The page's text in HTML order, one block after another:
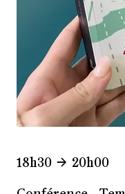
18h30 20h00